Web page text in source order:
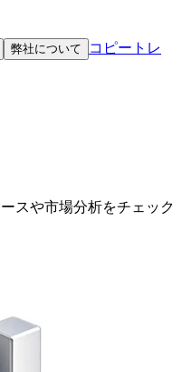
弊社について
コピートレ
スや市場分析をチェック